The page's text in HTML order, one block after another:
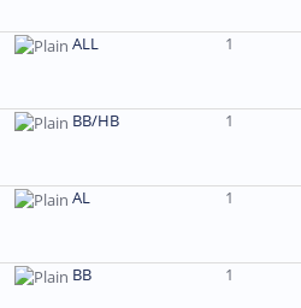
ALL 1
BB/HB 1
AL 1
ВВ 1